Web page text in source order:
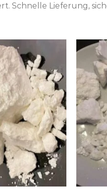
Schnelle Lieferung,